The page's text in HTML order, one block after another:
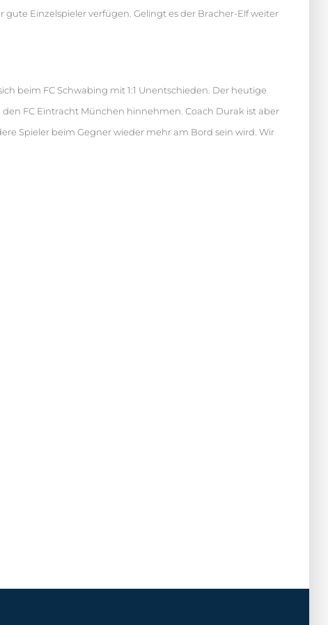
Einzelspieler verfügen. Gelingt es der Bracher-Elf weiter
beim FC Schwabing mit 1:1 Unentschieden. Der heutige
FC Eintracht München hinnehmen. Coach Durak ist aber
Spieler beim Gegner wieder mehr am Bord sein wird. Wir